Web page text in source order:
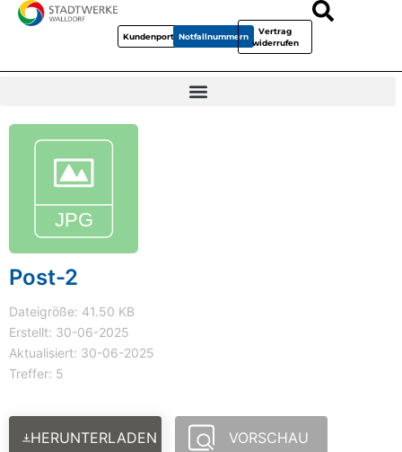
KundenportalNotfallnummern
Vertrag
widerrufen
Post-2
Dateigröße: 41.50 KB
Erstellt: 30-06-2025
Aktualisiert: 30-06-2025
Treffer: 5
HERUNTERLADEN VORSCHAU